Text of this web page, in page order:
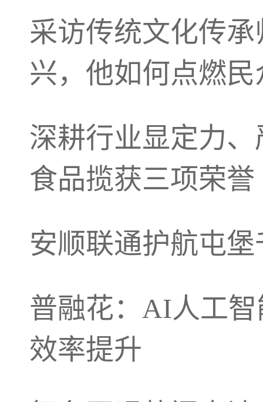
采访传统文化传
兴，他如何点燃
深耕行业显定力
食品揽获三项荣誉
安顺联通护航屯
普融花：AI人工
效率提升